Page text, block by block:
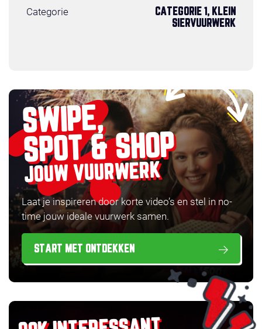
Categorie
CATEGORIE 1, KLEIN
SIERVUURWERK
SWIPE,
SPOT & SHOP
JOUW VUURWERK
Laat je inspireren door korte video’s en stel in no-
time jouw ideale vuurwerk samen.
START MET ONTDEKKEN